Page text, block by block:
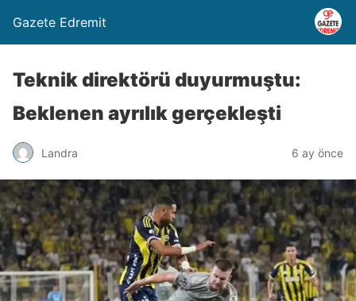
Gazete Edremit
Teknik direktörü duyurmuştu:
Beklenen ayrılık gerçekleşti
Landra 6 ay önce